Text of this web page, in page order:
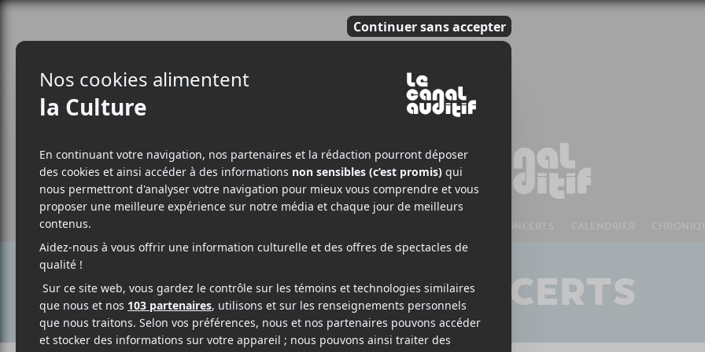
CONCERTS